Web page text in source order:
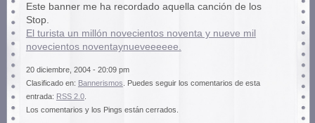
Este banner me ha recordado aquella canción de los
Stop.
El turista un millón novecientos noventa y nueve mil
novecientos noventaynueveeeeee.
20 diciembre, 2004 - 20:09 pm
Clasificado en: Bannerismos . Puedes seguir los comentarios de esta
entrada: RSS 2.0.
Los comentarios y los Pings están cerrados.